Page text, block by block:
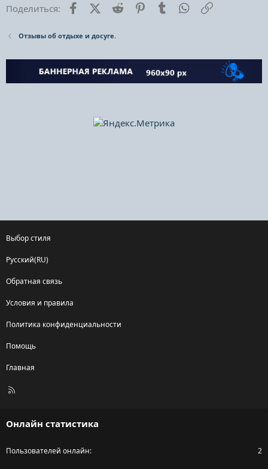
Поделиться: FacebookX (Twitter)
Reddit PinterestTumblr WhatsApp
Отзывы об отдыхе и досуге.
Выбор стиля
Русский(RU)
Обратная связь
Условия и правила
Политика конфиденциальности
Помощь
Главная
R
Онлайн статистика
Пользователей онлайн 2